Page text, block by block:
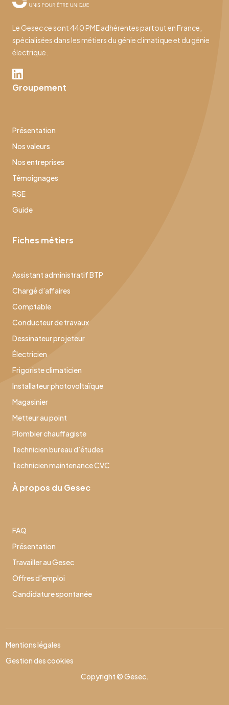
Le Gesec ce sont 440 PME adhérentes partout en France,
spécialisées dans les métiers du génie climatique et du génie
électrique.
Groupement
Présentation
Nos valeurs
Nos entreprises
Témoignages
RSE
Guide
Fiches métiers
Assistant administratif BTP
Chargé d’affaires
Comptable
Conducteur de travaux
Dessinateur projeteur
Électricien
Frigoriste climaticien
Installateur photovoltaïque
Magasinier
Metteur au point
Plombier chauffagiste
Technicien bureau d’études
Technicien maintenance CVC
À propos du Gesec
FAQ
Présentation
Travailler au Gesec
Offres d’emploi
Candidature spontanée
Copyright © Gesec.
Mentions légales
Gestion des cookies